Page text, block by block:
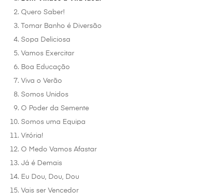
Quero Saber!
Tomar Banho é Diversão
Sopa Deliciosa
Vamos Exercitar
Boa Educação
Viva o Verão
Somos Unidos
O Poder da Semente
Somos uma Equipa
Vitória!
O Medo Vamos Afastar
Já é Demais
Eu Dou, Dou, Dou
Vais ser Vencedor